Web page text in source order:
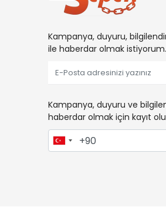
Kampanya, duyuru,
ile haberdar olmak istiyorum.
Kampanya, duyuru ve
haberdar olmak için kayıt